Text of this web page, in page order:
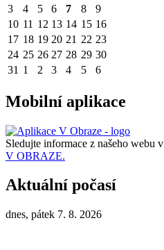
3
4 5 6 7 8
9
10 11 12 13 14 15 16
17 18 19 20 21 22 23
24 25 26 27 28 29 30
31 1 2 3 4 5 6
Mobilní aplikace
Sledujte informace z našeho webu v
V OBRAZE.
Aktuální počasí
dnes, pátek 7. 8. 2026